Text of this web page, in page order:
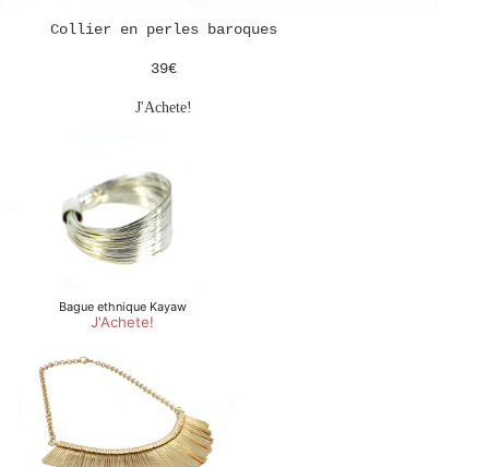
Collier en perles baroques
39€
J'Achete!